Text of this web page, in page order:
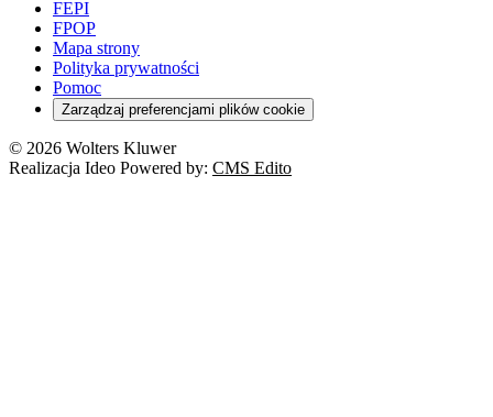
FEPI
FPOP
Mapa strony
Polityka prywatności
Pomoc
Zarządzaj preferencjami plików cookie
© 2026 Wolters Kluwer
Realizacja Ideo Powered by: CMS Edito